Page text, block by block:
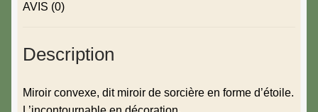
AVIS (0)
Description
Miroir convexe, dit miroir de sorcière en forme d’étoile.